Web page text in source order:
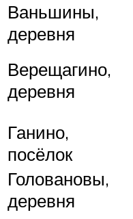
Ваньшины,
деревня
Верещагино,
деревня
Ганино,
посёлок
Головановы,
деревня